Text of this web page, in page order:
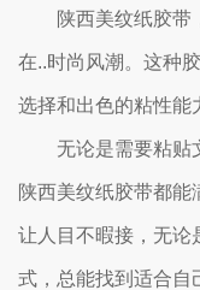
陕西美纹纸胶带
在..时尚风潮。这种
选择和出色的粘性能
无论是需要粘贴
陕西美纹纸胶带都能
让人目不暇接，无论
式，总能找到适合自